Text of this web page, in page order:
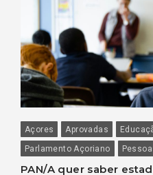
Açores Aprovadas
Parlamento Açoriano
PAN/A quer saber